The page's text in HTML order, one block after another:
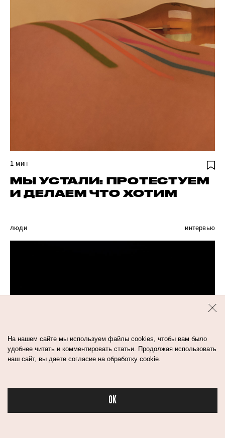
Бьюти в спорте
1 мин
МЫ УСТАЛИ: ПРОТЕСТУЕМ
И ДЕЛАЕМ ЧТО ХОТИМ
люди интервью
На нашем сайте мы используем файлы cookies, чтобы вам было
удобнее читать и комментировать статьи. Продолжая использовать
наш сайт, вы даете согласие на обработку cookie.
OK